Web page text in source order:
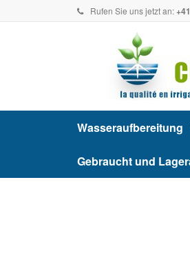
Rufen Sie uns jetzt an:
Wasseraufbereitung
Gebraucht und